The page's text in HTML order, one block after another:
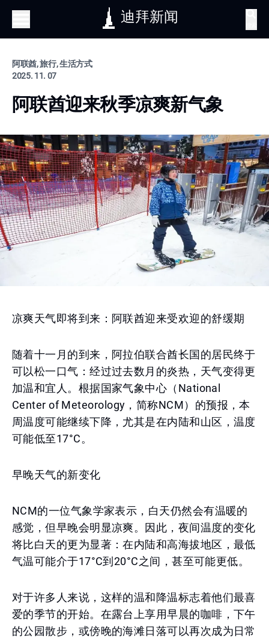
迪拜新闻
阿联酋, 旅行, 生活方式
2025. 11. 07
阿联酋迎来秋季凉爽新气象
凉爽天气即将到来：阿联酋迎来受欢迎的舒缓期
随着十一月的到来，阿拉伯联合酋长国的居民终于
可以松一口气：经过过去数月的炎热，天气变得更
加温和宜人。根据国家气象中心（National
Center of Meteorology，简称NCM）的预报，本
周温度可能继续下降，尤其是在内陆和山区，温度
可能低至17°C。
早晚天气的新变化
NCM的一位气象学家表示，白天仍然会有温暖的
感觉，但早晚会明显凉爽。因此，夜间温度的变化
将比白天的更为显著：在内陆和高海拔地区，最低
气温可能介于17°C到20°C之间，甚至可能更低。
对于许多人来说，这样的温和降温标志着他们最喜
爱的季节的开始。在露台上享用早晨的咖啡，下午
的公园散步，或傍晚的海滩日落可以再次成为日常